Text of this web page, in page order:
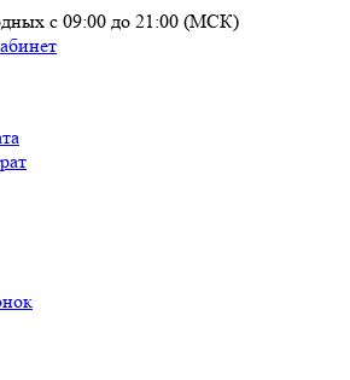
с 09:00 до 21:00 (МСК)